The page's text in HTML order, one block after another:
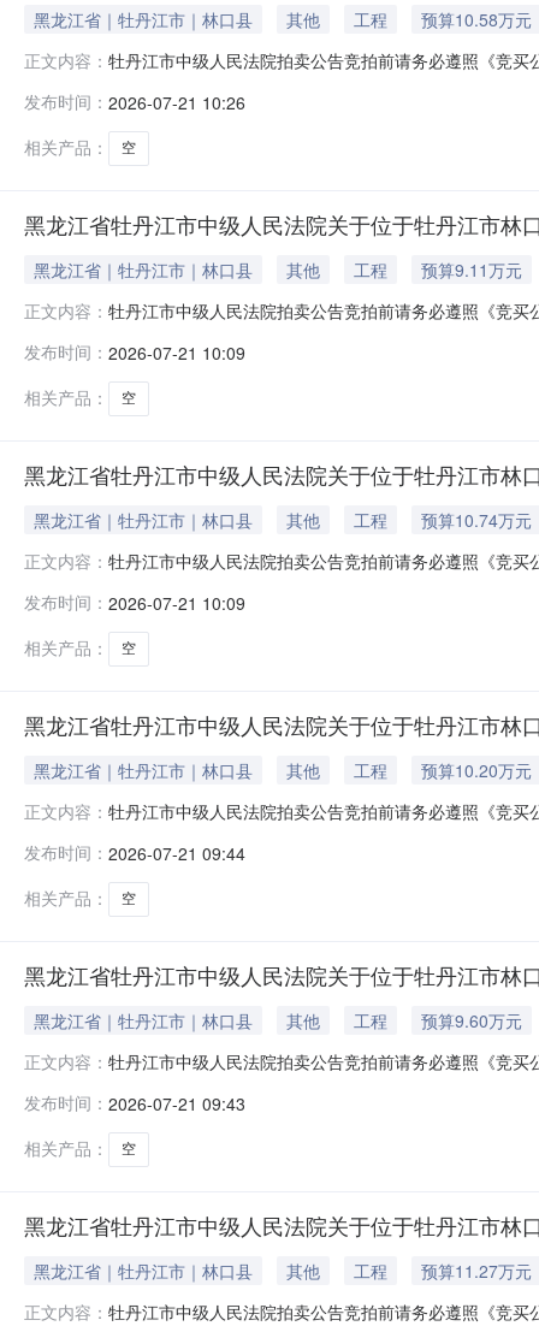
黑龙江省｜牡丹江市｜林口县 其他 工程
预算10.58万元
正文内容： 牡丹江市中级人民法院拍卖公告竞拍前请务必遵照《竞
外）在牡丹江市中级人民法院拍卖网络平台上进行公开
发布时间： 2026-07-21 10:26
相关产品：
空
黑龙江省牡丹江市中级人民法院关于位于牡丹江市
黑龙江省｜牡丹江市｜林口县 其他 工程
预算9.11万元
正文内容： 牡丹江市中级人民法院拍卖公告竞拍前请务必遵照《竞
外）在牡丹江市中级人民法院拍卖网络平台上进行公开
发布时间： 2026-07-21 10:09
相关产品：
空
黑龙江省牡丹江市中级人民法院关于位于牡丹江市
黑龙江省｜牡丹江市｜林口县 其他 工程
预算10.74万元
正文内容： 牡丹江市中级人民法院拍卖公告竞拍前请务必遵照《竞
外）在牡丹江市中级人民法院拍卖网络平台上进行公开
发布时间： 2026-07-21 10:09
相关产品：
空
黑龙江省牡丹江市中级人民法院关于位于牡丹江市
黑龙江省｜牡丹江市｜林口县 其他 工程
预算10.20万元
正文内容： 牡丹江市中级人民法院拍卖公告竞拍前请务必遵照《竞
外）在牡丹江市中级人民法院拍卖网络平台上进行公开
发布时间： 2026-07-21 09:44
相关产品：
空
黑龙江省牡丹江市中级人民法院关于位于牡丹江市
黑龙江省｜牡丹江市｜林口县 其他 工程
预算9.60万元
正文内容： 牡丹江市中级人民法院拍卖公告竞拍前请务必遵照《竞
外）在牡丹江市中级人民法院拍卖网络平台上进行公开
发布时间： 2026-07-21 09:43
相关产品：
空
黑龙江省牡丹江市中级人民法院关于位于牡丹江市
黑龙江省｜牡丹江市｜林口县 其他 工程
预算11.27万元
正文内容： 牡丹江市中级人民法院拍卖公告竞拍前请务必遵照《竞